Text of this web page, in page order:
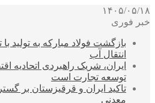
۱۴۰۵/۰۵/۱۸
خبر فوری
بازگشت فولاد مبارکه به تولید
انتقال آب
ایران، شریک راهبردی اتحادیه
توسعه تجارت است
تاکید ایران و قرقیزستان بر
معدنی